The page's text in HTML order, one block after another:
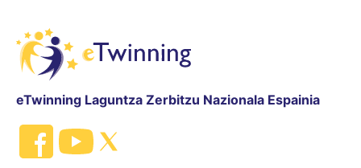
eTwinning Laguntza Zerbitzu Nazionala Espainia